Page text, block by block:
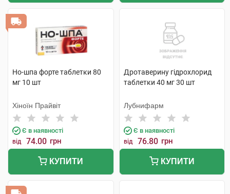
Но-шпа форте таблетки 80
мг 10 шт
Хіноїн Прайвіт
Є в наявності
від 74.00 грн
КУПИТИ
Дротаверину гідрохлорид
таблетки 40 мг 30 шт
Лубнифарм
Є в наявності
від 76.80 грн
КУПИТИ